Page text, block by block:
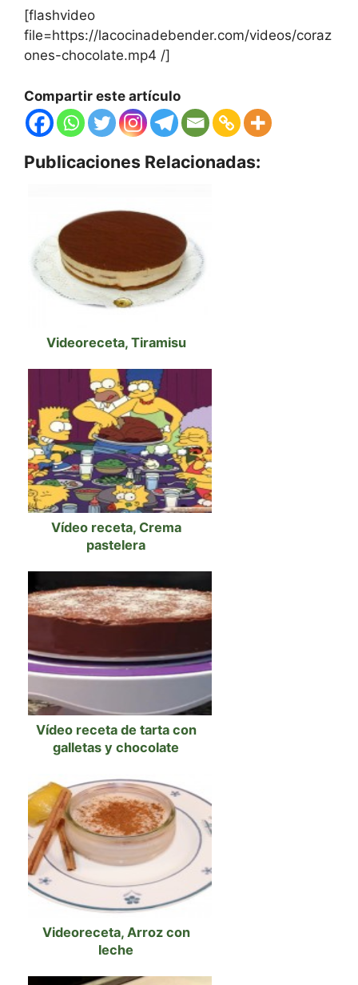
[flashvideo
file=https://lacocinadebender.com/videos/coraz
ones-chocolate.mp4 /]
Compartir este artículo
Publicaciones Relacionadas:
Videoreceta, Tiramisu
Vídeo receta, Crema
pastelera
Vídeo receta de tarta con
galletas y chocolate
Videoreceta, Arroz con
leche